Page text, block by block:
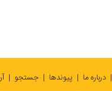
درباره ما پیوندها جستجو